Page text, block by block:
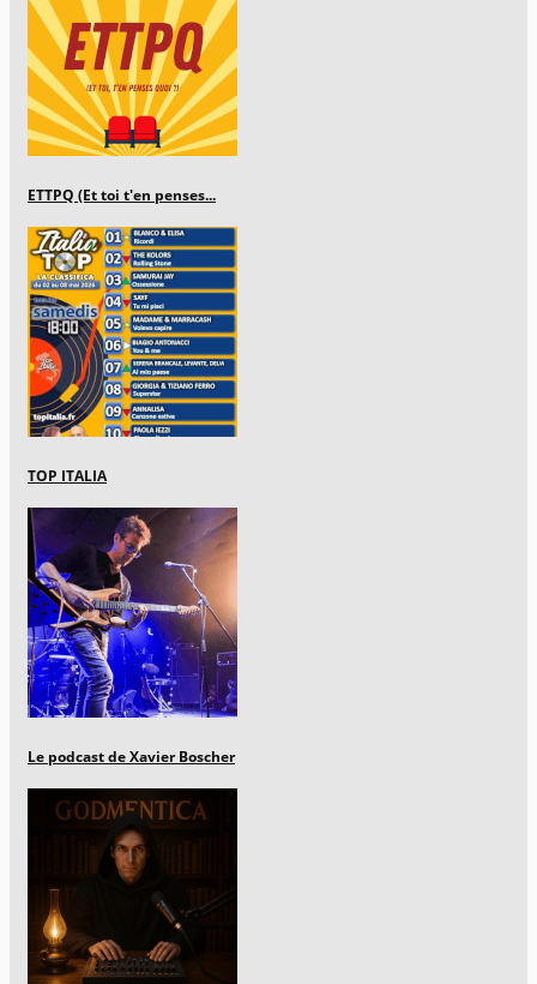
ETTPQ (Et toi t'en penses...
TOP ITALIA
Le podcast de Xavier Boscher